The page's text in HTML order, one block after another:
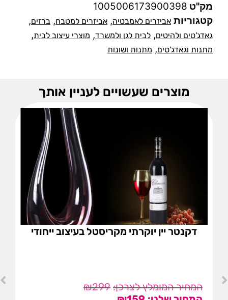
מק"ט 1005006173900398
קטגוריות אביזרים לאמבטיה, אביזרים למטבח, ברזים,
גאדג'טים ולהיטים, לבית לגן ולמשרד, מוצרי עיצוב לבית,
מתנות וגאדג'טים, מתנות ושונות
מוצרים שעשויים לעניין אותך
דקנטר יין יוקרתי מקריסטל בעיצוב ייחודי
₪299